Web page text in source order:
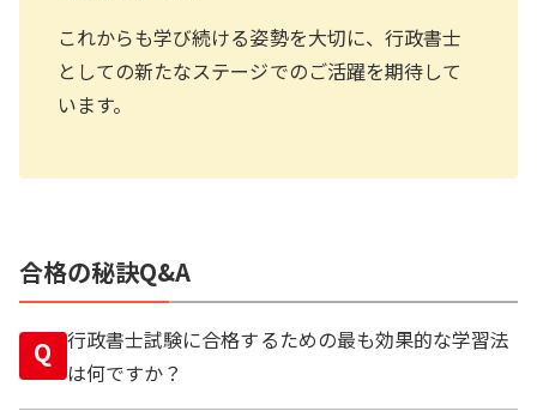
これからも学び続ける姿勢を大切に、行政書士
としての新たなステージでのご活躍を期待して
います。
合格の秘訣Q&A
Q 行政書士試験に合格するための最も効果的な学習法
は何ですか？